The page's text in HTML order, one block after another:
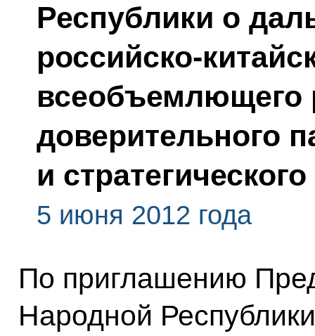
Республики о
российско-
всеобъемлющего
доверительного
и
5 июня 2012 года
По приглашению
Народной